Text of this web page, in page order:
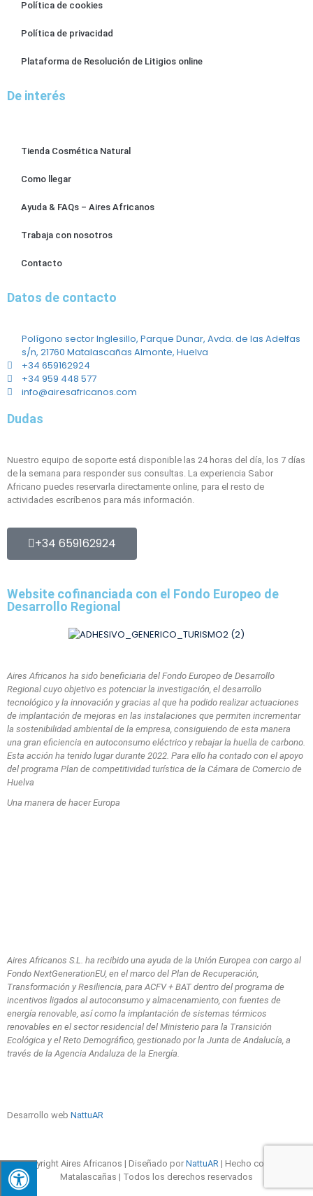
Política de cookies
Política de privacidad
Plataforma de Resolución de Litigios online
De interés
Tienda Cosmética Natural
Como llegar
Ayuda & FAQs – Aires Africanos
Trabaja con nosotros
Contacto
Datos de contacto
Polígono sector Inglesillo, Parque Dunar, Avda. de las Adelfas
s/n, 21760 Matalascañas Almonte, Huelva
+34 659162924
+34 959 448 577
info@airesafricanos.com
Dudas
Nuestro equipo de soporte está disponible las 24 horas del día, los 7 días
de la semana para responder sus consultas. La experiencia Sabor
Africano puedes reservarla directamente online, para el resto de
actividades escríbenos para más información.
+34 659162924
Website cofinanciada con el Fondo Europeo de
Desarrollo Regional
Aires Africanos ha sido beneficiaria del Fondo Europeo de Desarrollo
Regional cuyo objetivo es potenciar la investigación, el desarrollo
tecnológico y la innovación y gracias al que ha podido realizar actuaciones
de implantación de mejoras en las instalaciones que permiten incrementar
la sostenibilidad ambiental de la empresa, consiguiendo de esta manera
una gran eficiencia en autoconsumo eléctrico y rebajar la huella de carbono.
Esta acción ha tenido lugar durante 2022. Para ello ha contado con el apoyo
del programa Plan de competitividad turística de la Cámara de Comercio de
Huelva
Una manera de hacer Europa
Aires Africanos S.L. ha recibido una ayuda de la Unión Europea con cargo al
Fondo NextGenerationEU, en el marco del Plan de Recuperación,
Transformación y Resiliencia, para ACFV + BAT dentro del programa de
incentivos ligados al autoconsumo y almacenamiento, con fuentes de
energía renovable, así como la implantación de sistemas térmicos
renovables en el sector residencial del Ministerio para la Transición
Ecológica y el Reto Demográfico, gestionado por la Junta de Andalucía, a
través de la Agencia Andaluza de la Energía.
Desarrollo web NattuAR
Copyright Aires Africanos | Diseñado porNattuAR | Hecho con
Matalascañas | Todos los derechos reservados